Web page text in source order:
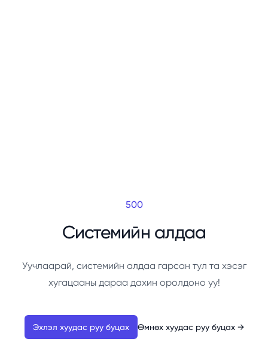
500
Системийн алдаа
Уучлаарай, системийн алдаа гарсан тул та хэсэг
хугацааны дараа дахин оролдоно уу!
Эхлэл хуудас руу буцах Өмнөх хуудас руу буцах →